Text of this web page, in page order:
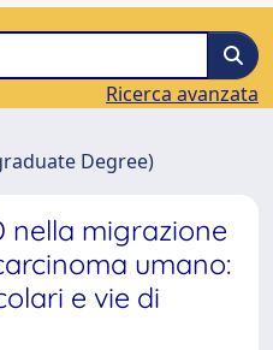
Ricerca avanzata
Degree)
nella migrazione
umano:
e vie di